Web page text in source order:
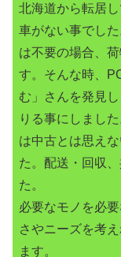
北海道から転居
車がない事でし
は不要の場合、
す。そんな時、
む」さんを発見
りる事にしまし
は中古とは思え
た。配送・回収
た。
必要なモノを必
さやニーズを考
ます。